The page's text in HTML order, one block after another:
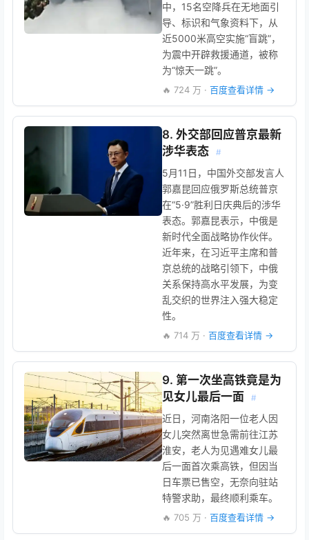
中，15名空降兵在无地面引
导、标识和气象资料下，从
近5000米高空实施“盲跳”，
为震中开辟救援通道，被称
为“惊天一跳”。
🔥 724 万 · 百度查看详情 →
8. 外交部回应普京最新
涉华表态
#
5月11日，中国外交部发言人
郭嘉昆回应俄罗斯总统普京
在“5·9”胜利日庆典后的涉华
表态。郭嘉昆表示，中俄是
新时代全面战略协作伙伴。
近年来，在习近平主席和普
京总统的战略引领下，中俄
关系保持高水平发展，为变
乱交织的世界注入强大稳定
性。
🔥 714 万 · 百度查看详情 →
9. 第一次坐高铁竟是为
见女儿最后一面
#
近日，河南洛阳一位老人因
女儿突然离世急需前往江苏
淮安，老人为见遇难女儿最
后一面首次乘高铁，但因当
日车票已售空，无奈向驻站
特警求助，最终顺利乘车。
🔥 705 万 · 百度查看详情 →